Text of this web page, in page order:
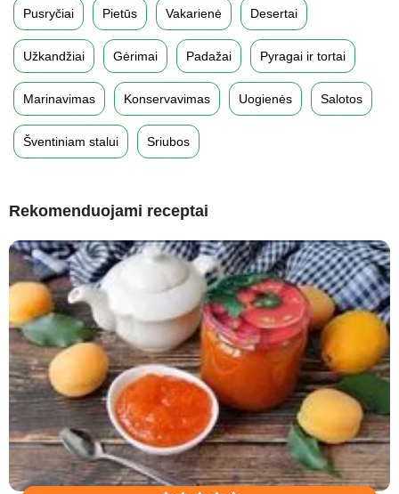
Pusryčiai Pietūs Vakarienė Desertai
Užkandžiai Gėrimai Padažai Pyragai ir tortai
Marinavimas Konservavimas Uogienės Salotos
Šventiniam stalui Sriubos
Rekomenduojami receptai